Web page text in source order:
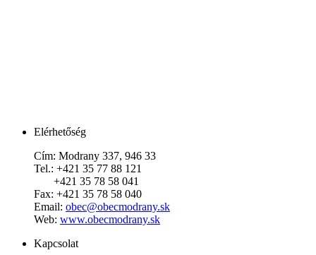
Elérhetőség
Cím: Modrany 337, 946 33
Tel.: +421 35 77 88 121
+421 35 78 58 041
Fax: +421 35 78 58 040
Email: obec@obecmodrany.sk
Web: www.obecmodrany.sk
Kapcsolat